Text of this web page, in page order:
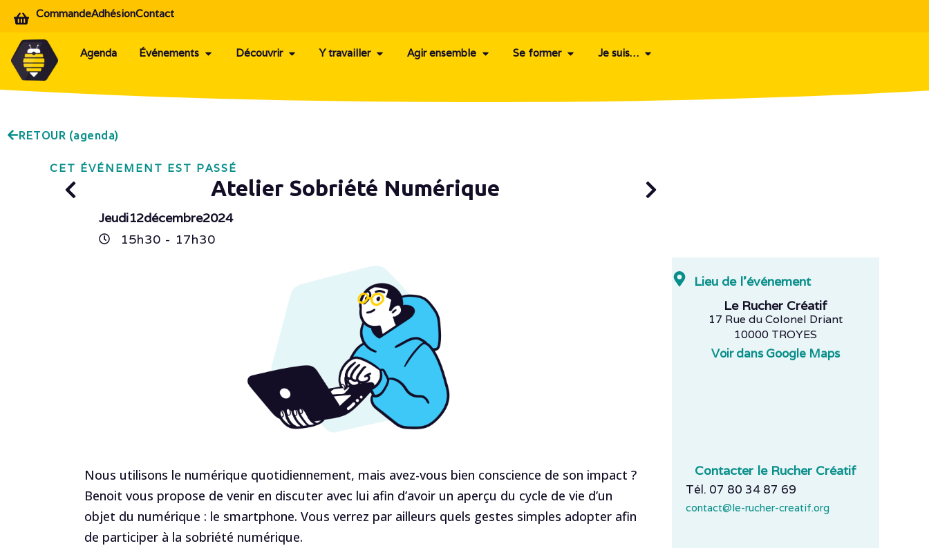
CommandeAdhésionContact
Agenda Événements Découvrir Y travailler Agir ensemble Se former Je suis…
RETOUR (agenda)
CET ÉVÉNEMENT EST PASSÉ
Atelier Sobriété Numérique
Jeudi12décembre2024
15h30 - 17h30
Lieu de l'événement
Le Rucher Créatif
17 Rue du Colonel Driant
10000 TROYES
Voir dans Google Maps
Nous utilisons le numérique quotidiennement, mais avez-vous bien conscience de son impact ?
Benoit vous propose de venir en discuter avec lui afin d’avoir un aperçu du cycle de vie d’un
objet du numérique : le smartphone. Vous verrez par ailleurs quels gestes simples adopter afin
de participer à la sobriété numérique.
Contacter le Rucher Créatif
Tél. 07 80 34 87 69
contact@le-rucher-creatif.org